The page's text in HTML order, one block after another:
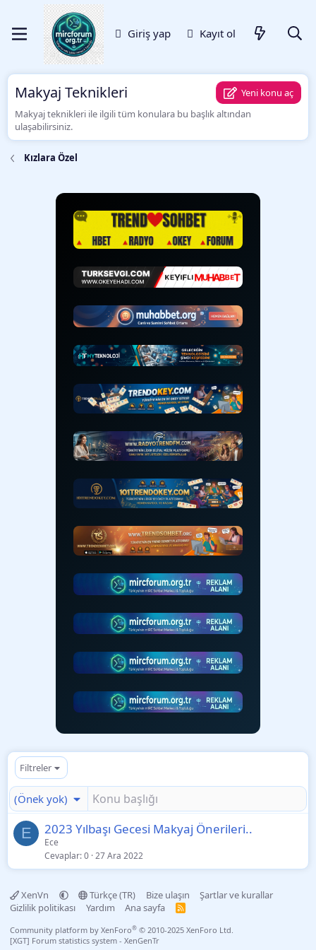
Giriş yap Kayıt ol
Makyaj Teknikleri
Yeni konu aç
Makyaj teknikleri ile ilgili tüm konulara bu başlık altından
ulaşabilirsiniz.
Kızlara Özel
Filtreler
(Önek yok)
E 2023 Yılbaşı Gecesi Makyaj Önerileri..
Ece
Cevaplar 0 27 Ara 2022
XenVn Türkçe (TR) Bize ulaşın
Şartlar ve kurallar
Gizlilik politikası
Yardım Ana sayfa
R
S
Community platform by XenForo® © 2010-2025 XenForo Ltd.
[XGT] Forum statistics system - XenGenTr